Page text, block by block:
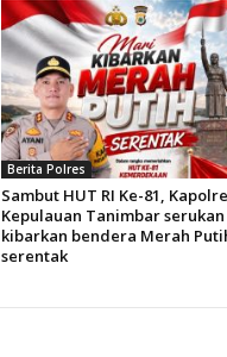
Berita Polres
Sambut HUT RI Ke-81,
Kepulauan Tanimbar serukan
kibarkan bendera Merah
serentak